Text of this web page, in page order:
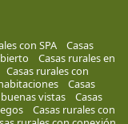
con SPA
Casas
Casas rurales en
Casas rurales con
Casas
vistas
Casas
Casas rurales con